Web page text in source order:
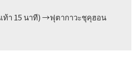
ท้า 15 นาที) →ฟุตากาวะชุคุฮอน